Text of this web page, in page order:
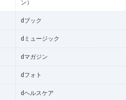
ン）
dブック
dミュージック
dマガジン
dフォト
dヘルスケア